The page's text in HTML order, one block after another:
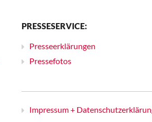
PRESSESERVICE:
Presseerklärungen
Pressefotos
Impressum +